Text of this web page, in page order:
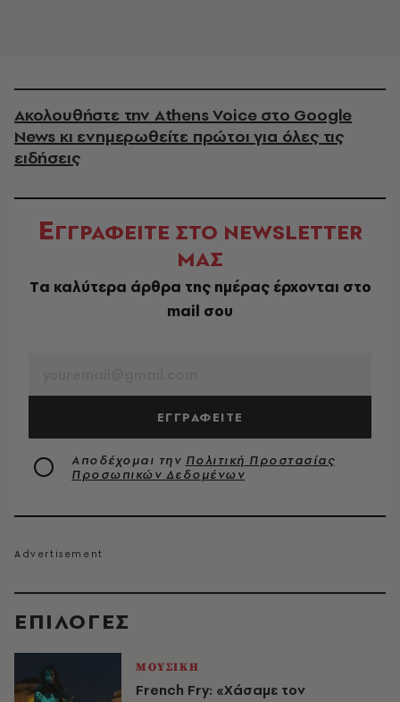
EΠΙΛΟΓΈΣ
ΜΟΥΣΙΚΗ
French Fry: «Χάσαμε τον
Ακολουθήστε την Athens Voice στο Google
News κι ενημερωθείτε πρώτοι για όλες τις
ειδήσεις
ΕΓΓΡΑΦΕΙΤΕ ΣΤΟ NEWSLETTER
ΜΑΣ
Tα καλύτερα άρθρα της ημέρας έρχονται στο
mail σου
ΕΓΓΡΑΦΕΙΤΕ
Αποδέχομαι την Πολιτική Προστασίας
Προσωπικών Δεδομένων